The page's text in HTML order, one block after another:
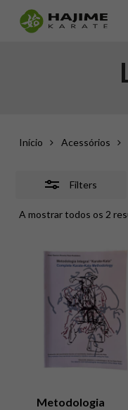
Início Acessórios
Filters
A mostrar todos os 2
Metodologia